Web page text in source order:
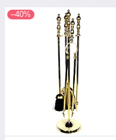
–40%